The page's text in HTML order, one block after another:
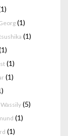
(1)
(1)
(1)
(1)
Wassily (5)
(1)
(1)